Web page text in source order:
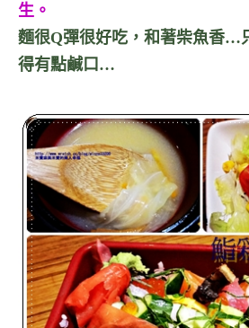
生。
麵很Q彈很好吃，和著柴魚香…
得有點鹹口…